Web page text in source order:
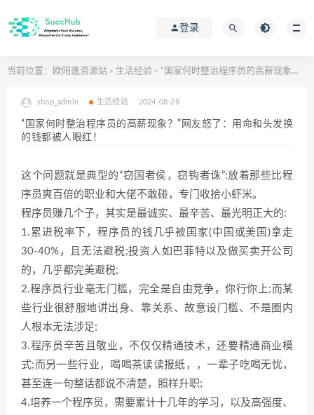
登录
当前位置： 欧阳逸资源站 > 生活经验 > “国家何时整治程序员的高薪现象？”网友怒了：用命和头发换的钱都被人眼红！
shop_admin 生活经验 2024-08-28
“国家何时整治程序员的高薪现象？”网友怒了：用命和头发换
的钱都被人眼红！
这个问题就是典型的“窃国者侯，窃钩者诛”:放着那些比程
序员爽百倍的职业和大佬不敢碰，专门收拾小虾米。
程序员赚几个子，其实是最诚实、最辛苦、最光明正大的:
1.累进税率下，程序员的钱几乎被国家(中国或美国)拿走
30-40%，且无法避税;投资人如巴菲特以及做买卖开公司
的，几乎都完美避税;
2.程序员行业毫无门槛，完全是自由竞争，你行你上;而某
些行业很舒服地讲出身、靠关系、故意设门槛、不是圈内
人根本无法涉足;
3.程序员辛苦且敬业，不仅仅精通技术，还要精通商业模
式;而另一些行业，喝喝茶读读报纸，，一辈子吃喝无忧，
甚至连一句整话都说不清楚，照样升职;
4.培养一个程序员，需要累计十几年的学习，以及高强度、